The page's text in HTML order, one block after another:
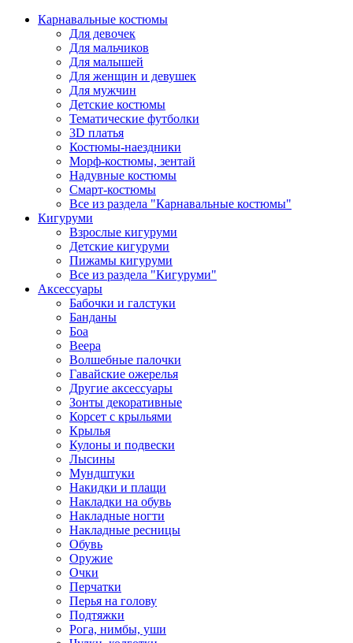
Карнавальные костюмы
Для девочек
Для мальчиков
Для малышей
Для женщин и девушек
Для мужчин
Детские костюмы
Тематические футболки
3D платья
Костюмы-наездники
Морф-костюмы, зентай
Надувные костюмы
Смарт-костюмы
Все из раздела "Карнавальные костюмы"
Кигуруми
Взрослые кигуруми
Детские кигуруми
Пижамы кигуруми
Все из раздела "Кигуруми"
Аксессуары
Бабочки и галстуки
Банданы
Боа
Веера
Волшебные палочки
Гавайские ожерелья
Другие аксессуары
Зонты декоративные
Корсет с крыльями
Крылья
Кулоны и подвески
Лысины
Мундштуки
Накидки и плащи
Накладки на обувь
Накладные ногти
Накладные ресницы
Обувь
Оружие
Очки
Перчатки
Перья на голову
Подтяжки
Рога, нимбы, уши